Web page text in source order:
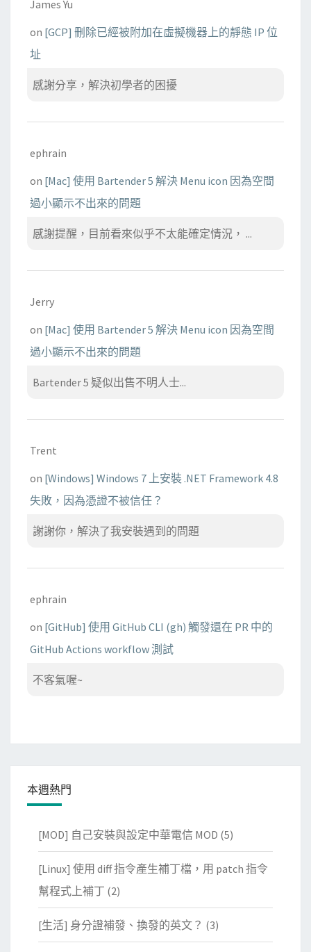
P
James Yu
on [GCP] 刪除已經被附加在虛擬機器上的靜態 IP 位
址
感謝分享，解決初學者的困擾
ephrain
on [Mac] 使用 Bartender 5 解決 Menu icon 因為空間
過小顯示不出來的問題
感謝提醒，目前看來似乎不太能確定情況， ...
Jerry
on [Mac] 使用 Bartender 5 解決 Menu icon 因為空間
過小顯示不出來的問題
Bartender 5 疑似出售不明人士...
Trent
on [Windows] Windows 7 上安裝 .NET Framework 4.8
失敗，因為憑證不被信任？
謝謝你，解決了我安裝遇到的問題
ephrain
on [GitHub] 使用 GitHub CLI (gh) 觸發還在 PR 中的
GitHub Actions workflow 測試
不客氣喔~
本週熱門
[MOD] 自己安裝與設定中華電信 MOD (5)
[Linux] 使用 diff 指令產生補丁檔，用 patch 指令
幫程式上補丁 (2)
[生活] 身分證補發、換發的英文？ (3)